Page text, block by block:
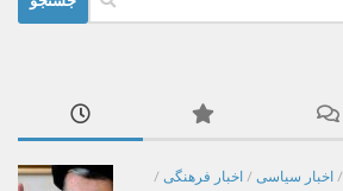
/ اخبار سیاسی / اخبار فرهنگی /